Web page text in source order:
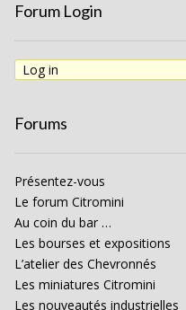
Forum Login
Log in
Forums
Présentez-vous
Le forum Citromini
Au coin du bar …
Les bourses et expositions
L’atelier des Chevronnés
Les miniatures Citromini
Les nouveautés industrielles